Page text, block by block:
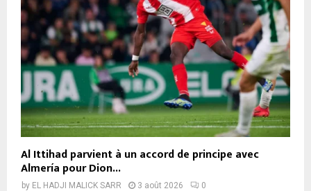
Al Ittihad parvient à un accord de principe avec
Almería pour Dion...
by EL HADJI MALICK SARR 3 août 2026 0